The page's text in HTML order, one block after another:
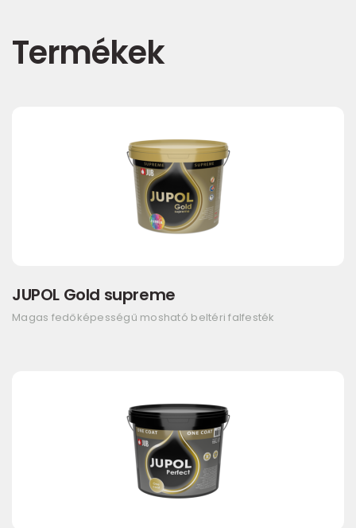
Termékek
JUPOL Gold supreme
Magas fedőképességű mosható beltéri falfesték